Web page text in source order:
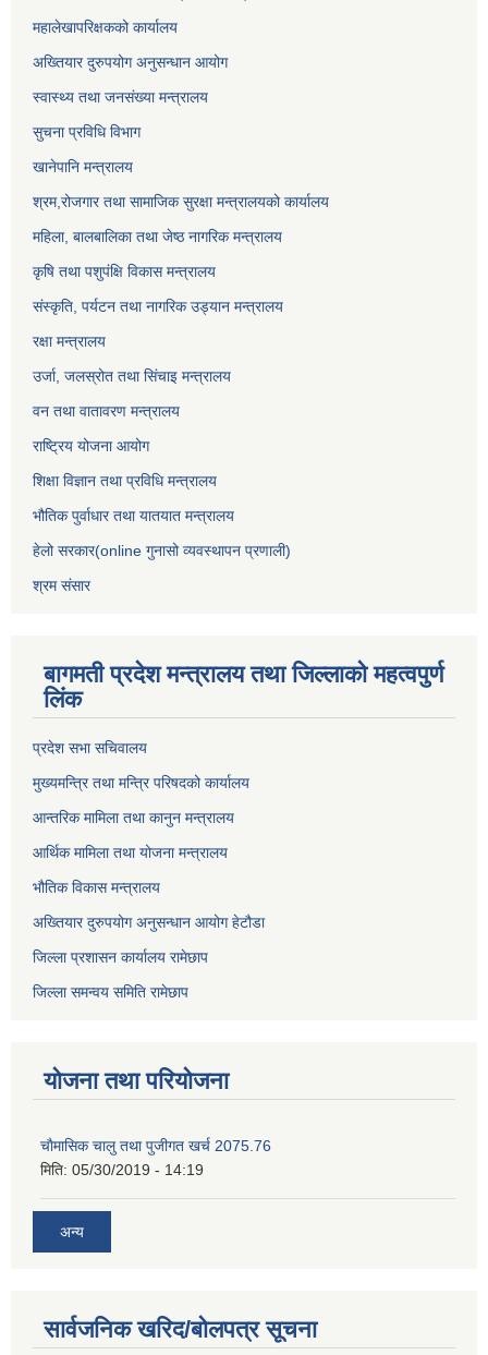
महालेखापरिक्षकको कार्यालय
अख्तियार दुरुपयोग अनुसन्धान आयोग
स्वास्थ्य तथा जनसंख्या मन्त्रालय
सुचना प्रविधि विभाग
खानेपानि मन्त्रालय
श्रम,रोजगार तथा सामाजिक सुरक्षा मन्त्रालयको कार्यालय
महिला, बालबालिका तथा जेष्ठ नागरिक मन्त्रालय
कृषि तथा पशुपंक्षि विकास मन्त्रालय
संस्कृति, पर्यटन तथा नागरिक उड्‍यान मन्त्रालय
रक्षा मन्त्रालय
उर्जा, जलस्रोत तथा सिंचाइ मन्त्रालय
वन तथा वातावरण मन्त्रालय
राष्ट्रिय योजना आयोग
शिक्षा विज्ञान तथा प्रविधि मन्त्रालय
भौतिक पुर्वाधार तथा यातयात मन्त्रालय
हेलो सरकार(online गुनासो व्यवस्थापन प्रणाली)
श्रम संसार
बागमती प्रदेश मन्त्रालय तथा जिल्लाको महत्वपुर्ण
लिंक
प्रदेश सभा सचिवालय
मुख्यमन्त्रि तथा मन्त्रि परिषदको कार्यालय
आन्तरिक मामिला तथा कानुन मन्त्रालय
आर्थिक मामिला तथा योजना मन्त्रालय
भौतिक विकास मन्त्रालय
अख्तियार दुरुपयोग अनुसन्धान आयोग हेटौडा
जिल्ला प्रशासन कार्यालय रामेछाप
जिल्ला समन्वय समिति रामेछाप
योजना तथा परियोजना
चाैमासिक चालु तथा पुजीगत खर्च 2075.76
मिति: 05/30/2019 - 14:19
अन्य
सार्वजनिक खरिद/बोलपत्र सूचना